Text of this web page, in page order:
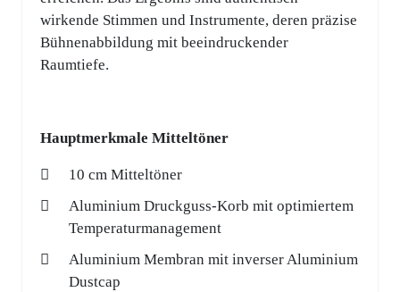
wirkende Stimmen und Instrumente, deren präzise
Bühnenabbildung mit beeindruckender
Raumtiefe.
Hauptmerkmale Mitteltöner
10 cm Mitteltöner
Aluminium Druckguss-Korb mit optimiertem
Temperaturmanagement
Aluminium Membran mit inverser Aluminium
Dustcap